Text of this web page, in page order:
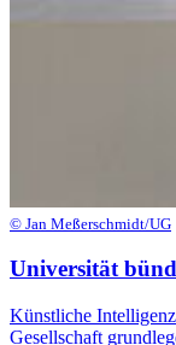
© Jan Meßerschmidt/UG
Universität
Künstliche
Gesellschaft